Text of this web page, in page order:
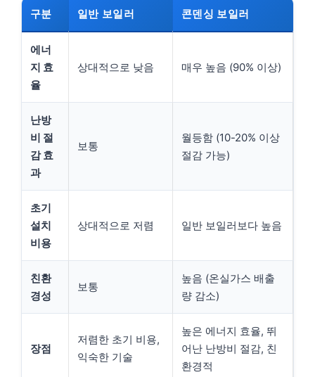
구분 일반 보일러 콘덴싱 보일러
에너
지 효
율
상대적으로 낮음 매우 높음 (90% 이상)
난방
비 절
감 효
과
보통
월등함 (10-20% 이상
절감 가능)
초기
설치
비용
상대적으로 저렴 일반 보일러보다 높음
친환
경성
보통
높음 (온실가스 배출
량 감소)
장점
저렴한 초기 비용,
익숙한 기술
높은 에너지 효율, 뛰
어난 난방비 절감, 친
환경적